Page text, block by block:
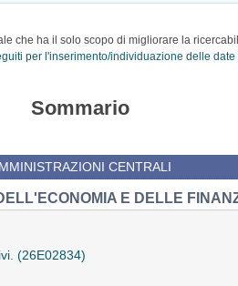
che ha il solo scopo di migliorare la
per l'inserimento/individuazione delle
Sommario
CENTRALI
E DELLE
(26E02834)